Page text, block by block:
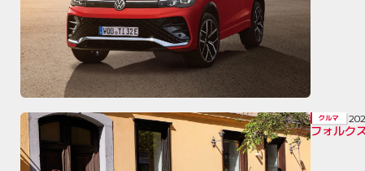
フォルク
クルマ